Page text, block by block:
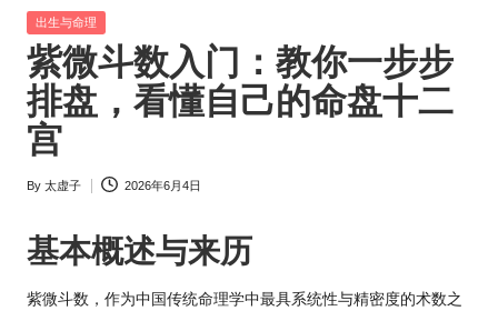
转
农
历
阴
历
查
_2ebc.com
Posted
出生与命理
紫微斗数入门：教你一步步
排盘，看懂自己的命盘十二
宫
Posted
By 太虚子 2026年6月4日
基本概述与来历
紫微斗数，作为中国传统命理学中最具系统性与精密度的术数之